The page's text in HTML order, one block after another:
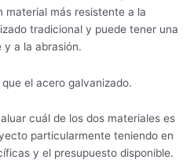
material más resistente a la
tradicional y puede tener una
y a la abrasión.
el acero galvanizado.
cuál de los dos materiales es
particularmente teniendo en
y el presupuesto disponible.